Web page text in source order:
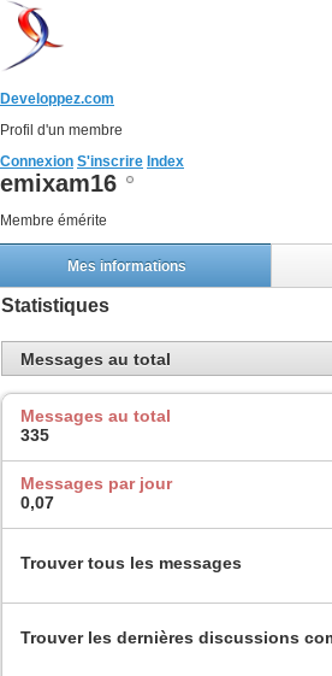
Developpez.com
Profil d'un membre
Connexion S'inscrire Index
emixam16
Membre émérite
Mes informations
Statistiques
Messages au total
Messages au total
335
Messages par jour
0,07
Trouver tous les messages
Trouver les dernières discussions